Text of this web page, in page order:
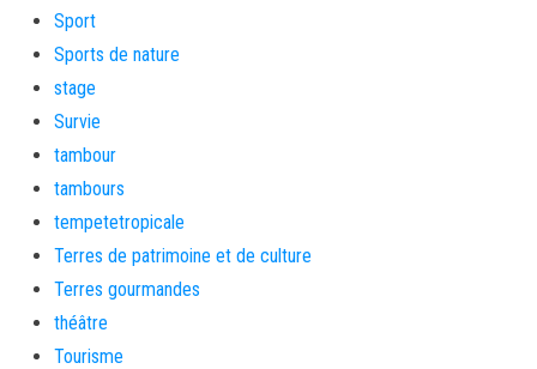
Sport
Sports de nature
stage
Survie
tambour
tambours
tempetetropicale
Terres de patrimoine et de culture
Terres gourmandes
théâtre
Tourisme